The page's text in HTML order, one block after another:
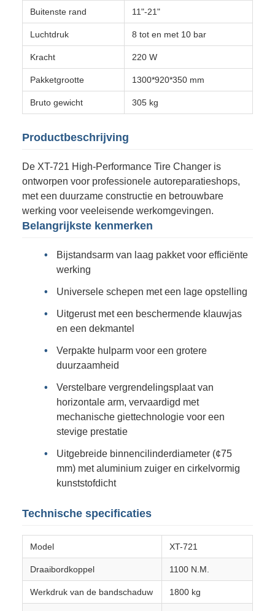
Buitenste rand 11"-21"
Luchtdruk 8 tot en met 10 bar
Kracht 220 W
Pakketgrootte 1300*920*350 mm
Bruto gewicht 305 kg
Productbeschrijving
De XT-721 High-Performance Tire Changer is
ontworpen voor professionele autoreparatieshops,
met een duurzame constructie en betrouwbare
werking voor veeleisende werkomgevingen.
Belangrijkste kenmerken
Bijstandsarm van laag pakket voor efficiënte
werking
Universele schepen met een lage opstelling
Uitgerust met een beschermende klauwjas
en een dekmantel
Verpakte hulparm voor een grotere
duurzaamheid
Verstelbare vergrendelingsplaat van
horizontale arm, vervaardigd met
mechanische giettechnologie voor een
stevige prestatie
Uitgebreide binnencilinderdiameter (¢75
mm) met aluminium zuiger en cirkelvormig
kunststofdicht
Technische specificaties
Model XT-721
Draaibordkoppel 1100 N.M.
Werkdruk van de bandschaduw 1800 kg